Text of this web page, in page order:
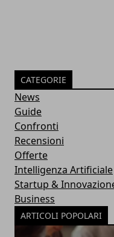
CATEGORIE
News
Guide
Confronti
Recensioni
Offerte
Intelligenza Artificiale
Startup &
Business
ARTICOLI POPOLARI